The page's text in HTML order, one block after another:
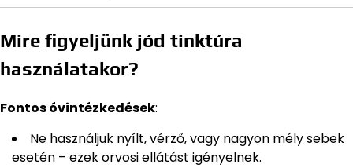
Mire figyeljünk jód tinktúra
használatakor?
Fontos óvintézkedések:
Ne használjuk nyílt, vérző, vagy nagyon mély sebek
esetén – ezek orvosi ellátást igényelnek.